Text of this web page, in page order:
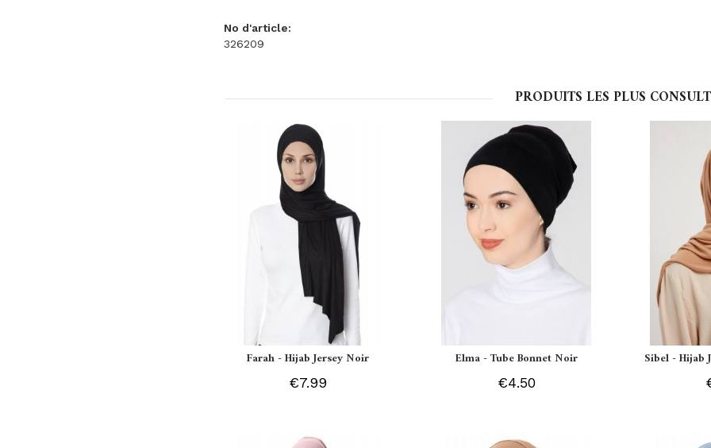
No d'article:
326209
PRODUITS LES PLUS
Farah - Hijab Jersey Noir
€7.99
Elma - Tube Bonnet Noir
€4.50
Sibel - Hijab